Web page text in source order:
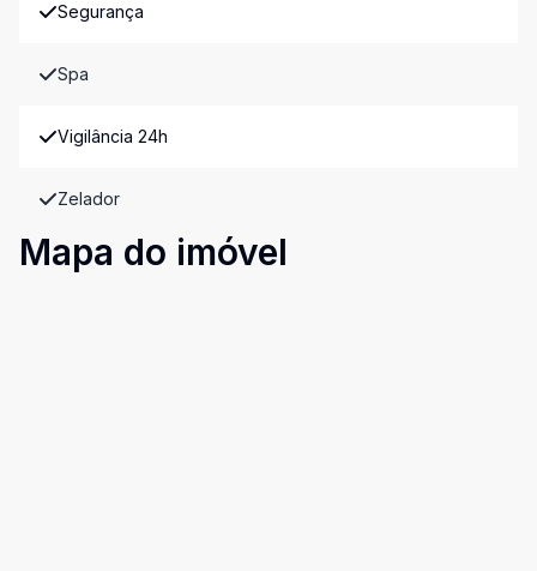
Segurança
Spa
Vigilância 24h
Zelador
Mapa do imóvel